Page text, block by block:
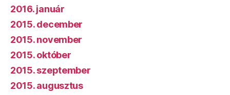
2016. január
2015. december
2015. november
2015. október
2015. szeptember
2015. augusztus